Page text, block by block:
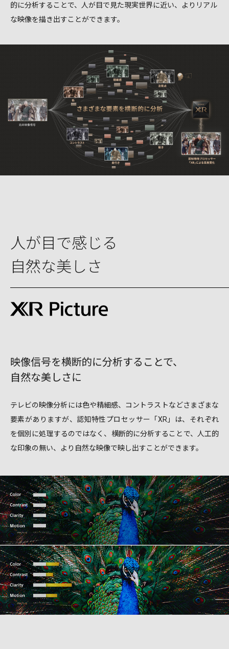
的に分析することで、
人が目で見た現実世界に近い、よりリアル
な映像を描き出すことができます。
人が目で感じる
自然な美しさ
映像信号を横断的に分析することで、
自然な美しさに
テレビの映像分析には色や精細感、コントラストなどさまざまな
要素がありますが、認知特性プロセッサー「XR」は、それぞれ
を個別に処理するのではなく、横断的に分析することで、人工的
な印象の無い、より自然な映像で映し出すことができます。